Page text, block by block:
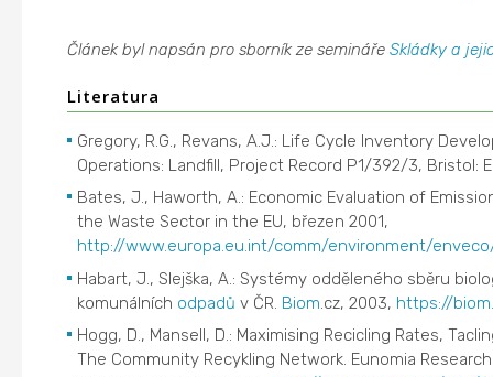
Článek byl napsán pro sborník ze semináře Skládky a
Literatura
Gregory, R.G., Revans, A.J.: Life Cycle Inventory
Operations: Landfill, Project Record P1/392/3, Bristol:
Bates, J., Haworth, A.: Economic Evaluation of
the Waste Sector in the EU, březen 2001,
http://www.europa.eu.int/comm/environment/
Habart, J., Slejška, A.: Systémy odděleného sběru
komunálních odpadů v ČR. Biom .cz, 2003, https://
Hogg, D., Mansell, D.: Maximising Recicling Rates,
The Community Recykling Network. Eunomia